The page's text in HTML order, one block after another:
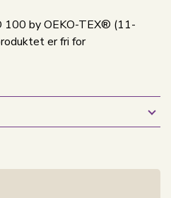
100 by OEKO-TEX® (11-
er fri for